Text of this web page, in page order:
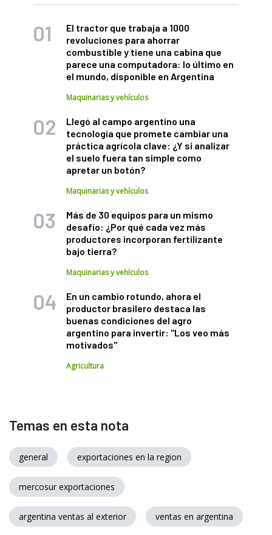
El tractor que trabaja a 1000
revoluciones para ahorrar
combustible y tiene una cabina que
parece una computadora: lo último en
el mundo, disponible en Argentina
Maquinarias y vehículos
Llegó al campo argentino una
tecnología que promete cambiar una
práctica agrícola clave: ¿Y si analizar
el suelo fuera tan simple como
apretar un botón?
Maquinarias y vehículos
Más de 30 equipos para un mismo
desafío: ¿Por qué cada vez más
productores incorporan fertilizante
bajo tierra?
Maquinarias y vehículos
En un cambio rotundo, ahora el
productor brasilero destaca las
buenas condiciones del agro
argentino para invertir: "Los veo más
motivados"
Agricultura
Temas en esta nota
general exportaciones en la region
mercosur exportaciones
argentina ventas al exterior ventas en argentina